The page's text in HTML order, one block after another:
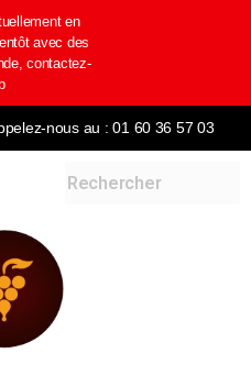
en
avec des
contactez-
nous au : 01 60 36 57 03